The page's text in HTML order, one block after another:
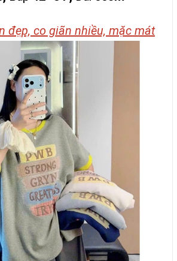
đẹp, co giãn nhiều, mặc mát